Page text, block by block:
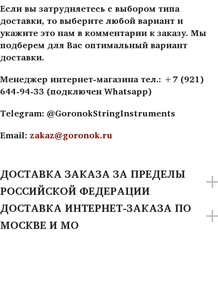
Если вы затрудняетесь с выбором типа
доставки, то выберите любой вариант и
укажите это нам в комментарии к заказу. Мы
подберем для Вас оптимальный вариант
доставки.
Менеджер интернет-магазина тел.: +7 (921)
644-94-33 (подключен Whatsapp)
Telegram: @GoronokStringInstruments
Email: zakaz@goronok.ru
ДОСТАВКА ЗАКАЗА ЗА ПРЕДЕЛЫ
РОССИЙСКОЙ ФЕДЕРАЦИИ
ДОСТАВКА ИНТЕРНЕТ-ЗАКАЗА ПО
МОСКВЕ И МО